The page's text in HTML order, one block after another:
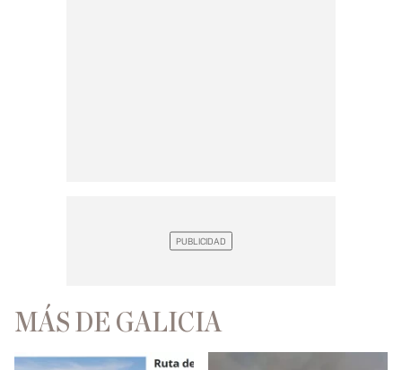
MÁS DE GALICIA